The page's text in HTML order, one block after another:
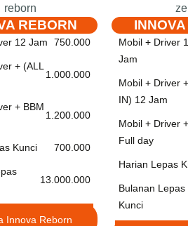
REBORN
12 Jam 750.000
+ (ALL
1.000.000
+ BBM
1.200.000
Kunci 700.000
13.000.000
Innova Reborn
Mobil + Driver
Jam
Mobil + Driver
IN) 12 Jam
Mobil + Driver
Full day
Harian Lepas
Bulanan Lepas
Kunci